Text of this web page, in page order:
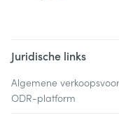
Juridische links
Algemene
ODR-platform